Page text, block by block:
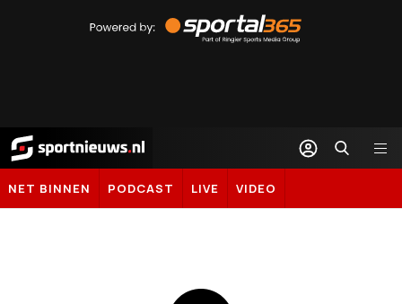
by
Sportal365
Sportnieuws.nl
NET BINNEN PODCAST LIVE VIDEO